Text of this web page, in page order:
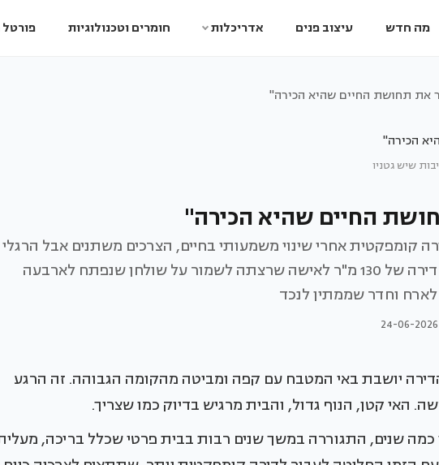
מה חדש עיצוב פנים אדריכלות חומרים וטכנולוגיות
את תחושת החיים שהיא הכירה"
שיש גטניו
החיים שהיא הכירה"
קומפקטית אחרי שינוי משמעותי בחיים, הצרכים משתנים אבל הרגלי
החיים לא תמיד. שרי בר שיפצה דירה של 130 מ"ר לאישה שרצתה לשמור על שולחן שנפתח לארבעה
וחדר שממתין לנכד
24-06-2026
יושבת באי המטבח עם קפה ומביטה מהקומה הגבוהה. זה הרגע
האי קטן, הנוף גדול, והבית מרגיש בדיוק כמו שצריך.
שנים, התגוררה במשך שנים רבות בבית פרטי שכלל בריכה,